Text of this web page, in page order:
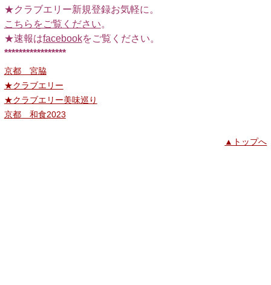
★クラブエリー新規登録お気軽に。
こちらをご覧ください。
★速報はfacebookをご覧ください。
*****************
京都 宮脇
★クラブエリー
★クラブエリー美味巡り
京都 和食2023
▲トップへ